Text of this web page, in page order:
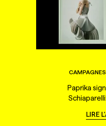
Paprika
LIRE